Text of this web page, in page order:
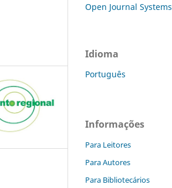
Open Journal Systems
Idioma
Português
Informações
Para Leitores
Para Autores
Para Bibliotecários